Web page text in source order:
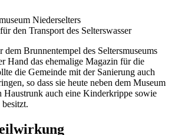
den Transport des Selterswasser
dem Brunnentempel des Seltersmuseums
Hand das ehemalige Magazin für die
die Gemeinde mit der Sanierung auch
so dass sie heute neben dem Museum
Haustrunk auch eine Kinderkrippe sowie